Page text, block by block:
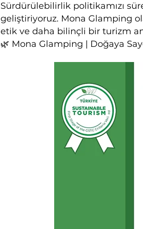
Sürdürülebilirlik politikamızı
geliştiriyoruz. Mona Glamping
etik ve daha bilinçli bir turizm
🌿 Mona Glamping | Doğaya